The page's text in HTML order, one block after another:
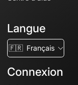
Langue
🇫🇷 Français
Connexion